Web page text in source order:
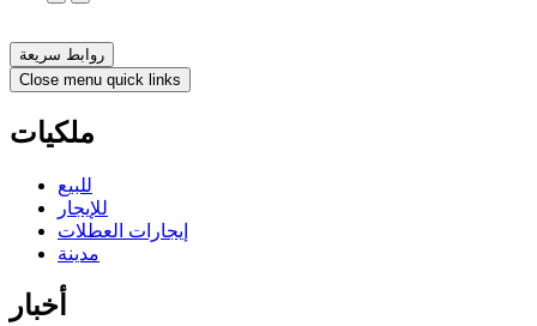
روابط سريعة
Close menu quick links
ملكيات
للبيع
للإيجار
إيجارات العطلات
مدينة
أخبار